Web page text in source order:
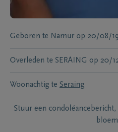
Geboren te Namur op 20/08/
Overleden te SERAING op 20/
Woonachtig te Seraing
Stuur een condoléancebericht,